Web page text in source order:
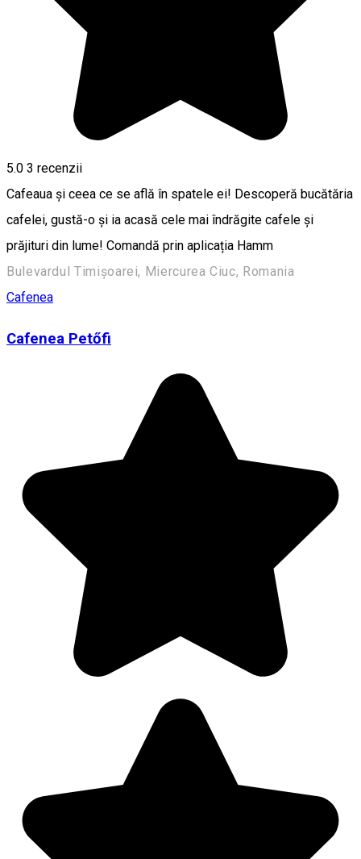
5.0 3 recenzii
Cafeaua și ceea ce se află în spatele ei! Descoperă bucătăria
cafelei, gustă-o și ia acasă cele mai îndrăgite cafele și
prăjituri din lume! Comandă prin aplicația Hamm
Bulevardul Timișoarei, Miercurea Ciuc, Romania
Cafenea
Cafenea Petőfi